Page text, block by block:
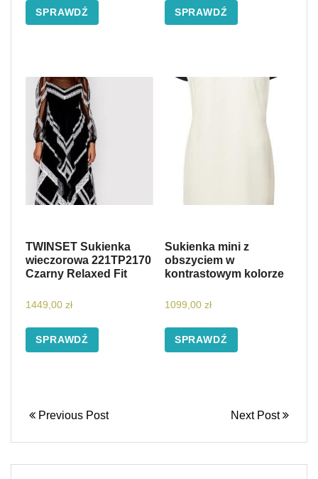
SPRAWDŹ SPRAWDŹ
TWINSET Sukienka
wieczorowa 221TP2170
Czarny Relaxed Fit
1449,00 zł
SPRAWDŹ
Sukienka mini z
obszyciem w
kontrastowym kolorze
1099,00 zł
SPRAWDŹ
Previous Post Next Post